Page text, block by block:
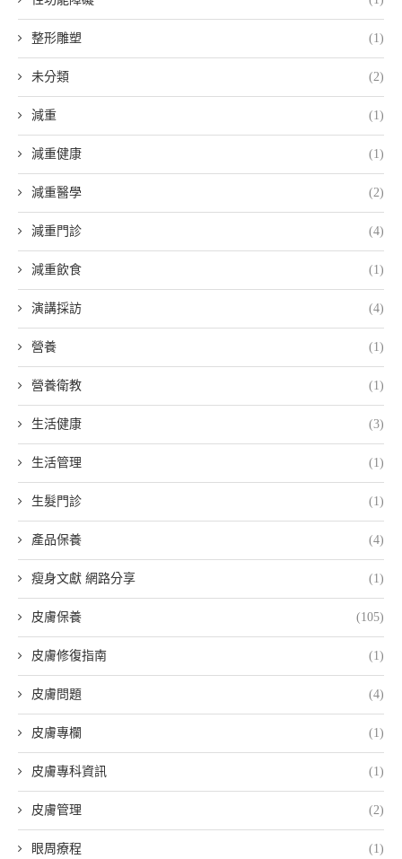
整形雕塑 (1)
未分類 (2)
減重 (1)
減重健康 (1)
減重醫學 (2)
減重門診 (4)
減重飲食 (1)
演講採訪 (4)
營養 (1)
營養衛教 (1)
生活健康 (3)
生活管理 (1)
生髮門診 (1)
產品保養 (4)
瘦身文獻 網路分享 (1)
皮膚保養 (105)
皮膚修復指南 (1)
皮膚問題 (4)
皮膚專欄 (1)
皮膚專科資訊 (1)
皮膚管理 (2)
眼周療程 (1)